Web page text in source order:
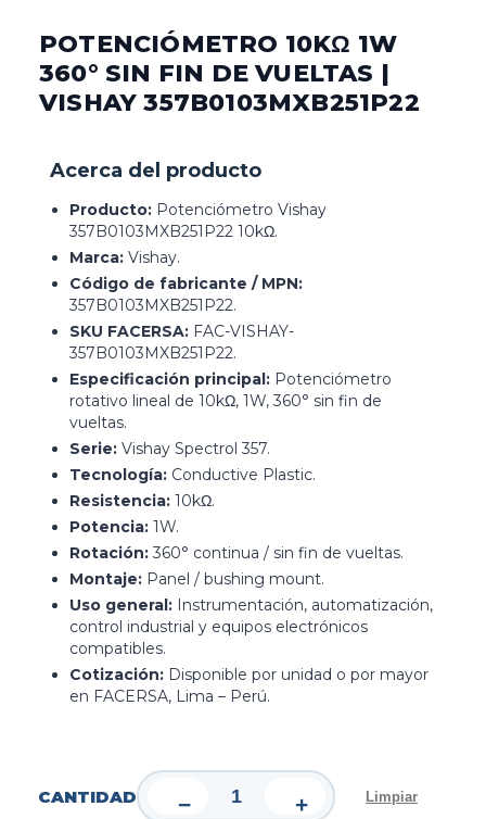
POTENCIÓMETRO 10KΩ 1W
360° SIN FIN DE VUELTAS |
VISHAY 357B0103MXB251P22
Acerca del producto
Producto: Potenciómetro Vishay
357B0103MXB251P22 10kΩ.
Marca: Vishay.
Código de fabricante / MPN:
357B0103MXB251P22.
SKU FACERSA: FAC-VISHAY-
357B0103MXB251P22.
Especificación principal: Potenciómetro
rotativo lineal de 10kΩ, 1W, 360° sin fin de
vueltas.
Serie: Vishay Spectrol 357.
Tecnología: Conductive Plastic.
Resistencia: 10kΩ.
Potencia: 1W.
Rotación: 360° continua / sin fin de vueltas.
Montaje: Panel / bushing mount.
Uso general: Instrumentación, automatización,
control industrial y equipos electrónicos
compatibles.
Cotización: Disponible por unidad o por mayor
en FACERSA, Lima – Perú.
CANTIDAD − + Limpiar